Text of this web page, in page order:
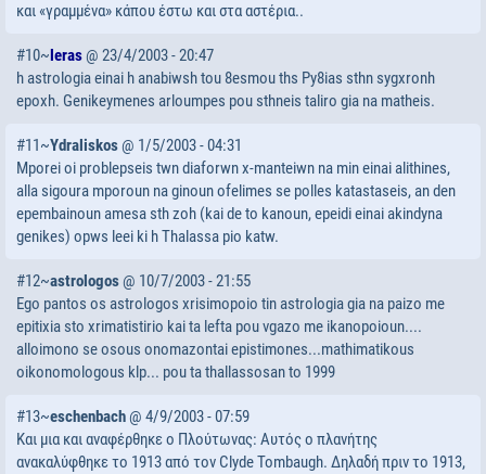
και «γραμμένα» κάπου έστω και στα αστέρια..
#10~leras @ 23/4/2003 - 20:47
h astrologia einai h anabiwsh tou 8esmou ths Py8ias sthn sygxronh
epoxh. Genikeymenes arloumpes pou sthneis taliro gia na matheis.
#11~Ydraliskos@ 1/5/2003 - 04:31
Mporei oi problepseis twn diaforwn x-manteiwn na min einai alithines,
alla sigoura mporoun na ginoun ofelimes se polles katastaseis, an den
epembainoun amesa sth zoh (kai de to kanoun, epeidi einai akindyna
genikes) opws leei ki h Thalassa pio katw.
#12~astrologos @ 10/7/2003 - 21:55
Ego pantos os astrologos xrisimopoio tin astrologia gia na paizo me
epitixia sto xrimatistirio kai ta lefta pou vgazo me ikanopoioun....
alloimono se osous onomazontai epistimones...mathimatikous
oikonomologous klp... pou ta thallassosan to 1999
#13~eschenbach@ 4/9/2003 - 07:59
Και μια και αναφέρθηκε ο Πλούτωνας: Αυτός ο πλανήτης
ανακαλύφθηκε το 1913 από τον Clyde Tombaugh. Δηλαδή πριν το 1913,